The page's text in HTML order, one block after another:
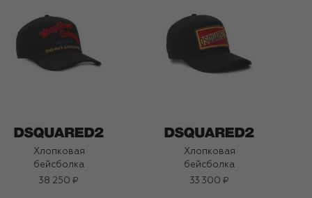
Хлопковая
бейсболка
38 250 ₽
Хлопковая
бейсболка
33 300 ₽